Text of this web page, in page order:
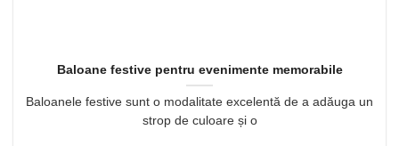
Baloane festive pentru evenimente memorabile
Baloanele festive sunt o modalitate excelentă de a adăuga un
strop de culoare și o